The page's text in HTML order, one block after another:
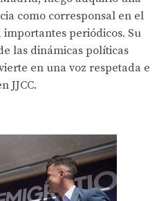
como corresponsal en el
periódicos. Su
las dinámicas políticas
en una voz respetada e
JJCC.